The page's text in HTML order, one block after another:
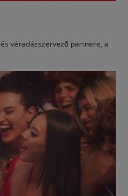
véradásszervező partnere, a